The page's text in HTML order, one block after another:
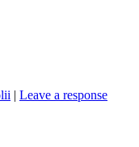
| Leave a response